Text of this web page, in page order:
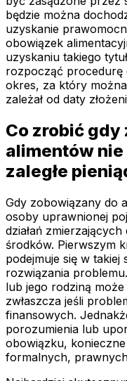
będzie można
uzyskanie
obowiązek
uzyskaniu takiego
rozpocząć procedurę
okres, za który
zależał od daty
Co zrobić
alimentów nie
zaległe
Gdy zobowiązany do
osoby uprawnionej
działań
środków. Pierwszym
podejmuje się w
rozwiązania
lub jego rodziną
zwłaszcza jeśli
finansowych.
porozumienia lub
obowiązku,
formalnych,